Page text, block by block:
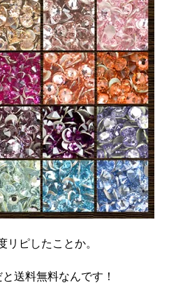
リピしたことか。
送料無料なんです！